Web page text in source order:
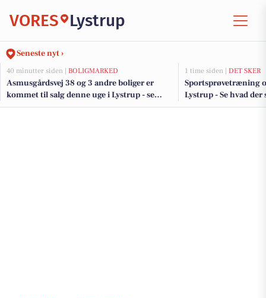
VORES Lystrup
Seneste nyt ›
40 minutter siden | BOLIGMARKED
Asmusgårdsvej 38 og 3 andre boliger er
kommet til salg denne uge i Lystrup - se
boligerne her.
1 time siden | DET SKER
Sportsprøvetræning
Lystrup - Se hvad
uge